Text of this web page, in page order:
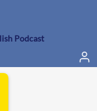
Podcast